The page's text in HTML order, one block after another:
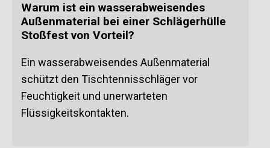
Warum ist ein wasserabweisendes
Außenmaterial bei einer Schlägerhülle
Stoßfest von Vorteil?
Ein wasserabweisendes Außenmaterial
schützt den Tischtennisschläger vor
Feuchtigkeit und unerwarteten
Flüssigkeitskontakten.